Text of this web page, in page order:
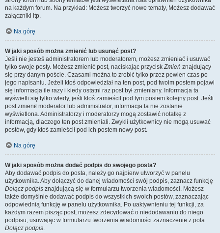
na każdym forum. Na przykład: Możesz tworzyć nowe tematy, Możesz dodawać
załączniki itp.
Na górę
W jaki sposób można zmienić lub usunąć post?
Jeśli nie jesteś administratorem lub moderatorem, możesz zmieniać i usuwać
tylko swoje posty. Możesz zmienić post, naciskając przyciskZmień znajdujący
się przy danym poście. Czasami można to zrobić tylko przez pewien czas po
jego napisaniu. Jeżeli ktoś odpowiedział na ten post, pod twoim postem pojawi
się informacja ile razy i kiedy ostatni raz post był zmieniany. Informacja ta
wyświetli się tylko wtedy, jeśli ktoś zamieścił pod tym postem kolejny post. Jeśli
post zmienił moderator lub administrator, informacja ta nie zostanie
wyświetlona. Administratorzy i moderatorzy mogą zostawić notatkę z
informacją, dlaczego ten post zmieniali. Zwykli użytkownicy nie mogą usuwać
postów, gdy ktoś zamieścił pod ich postem nowy post.
Na górę
W jaki sposób można dodać podpis do swojego posta?
Aby dodawać podpis do posta, należy go najpierw utworzyć w panelu
użytkownika. Aby dołączyć do danej wiadomości swój podpis, zaznacz funkcję
Dołącz podpis znajdującą się w formularzu tworzenia wiadomości. Możesz
także domyślnie dodawać podpis do wszystkich swoich postów, zaznaczając
odpowiednią funkcję w panelu użytkownika. Po uaktywnieniu tej funkcji, za
każdym razem pisząc post, możesz zdecydować o niedodawaniu do niego
podpisu, usuwając w formularzu tworzenia wiadomości zaznaczenie z pola
Dołącz podpis.